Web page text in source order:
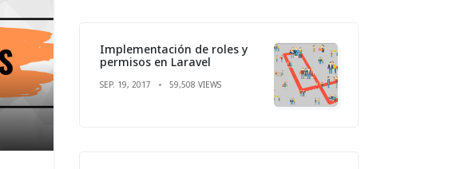
Implementación de roles y
permisos en Laravel
SEP. 19, 2017 59,508 VIEWS